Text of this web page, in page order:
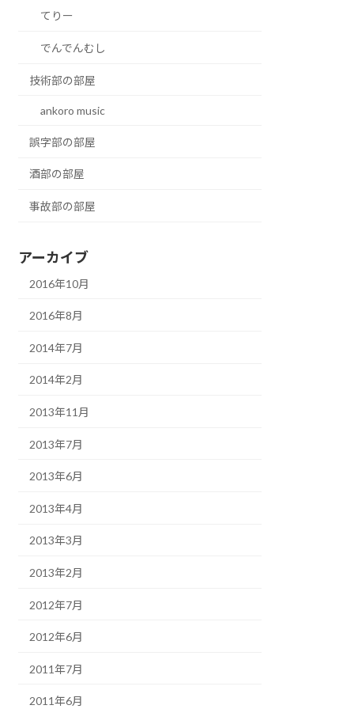
てりー
でんでんむし
技術部の部屋
ankoro music
誤字部の部屋
酒部の部屋
事故部の部屋
アーカイブ
2016年10月
2016年8月
2014年7月
2014年2月
2013年11月
2013年7月
2013年6月
2013年4月
2013年3月
2013年2月
2012年7月
2012年6月
2011年7月
2011年6月